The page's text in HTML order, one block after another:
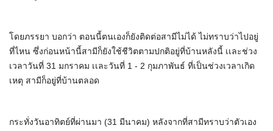
โดยภรรยา บอกว่า ตอนนี้ตนเองก็ยังติดต่อสามีไม่ได้ ไม่ทราบว่าไปอยู่
ที่ไหน ซึ่งก่อนหน้านี้สามีก็ยังใช้ชีวิตตามปกติอยู่ที่บ้านหลังนี้ เเละช่วง
เวลาวันที่ 31 มกราคม เเละวันที่ 1 - 2 กุมภาพันธ์ ที่เป็นช่วงเวลาเกิด
เหตุ สามีก็อยู่ที่บ้านตลอด
กระทั่งวันอาทิตย์ที่ผ่านมา (31 มีนาคม) หลังจากที่สามีทราบว่าตัวเอง